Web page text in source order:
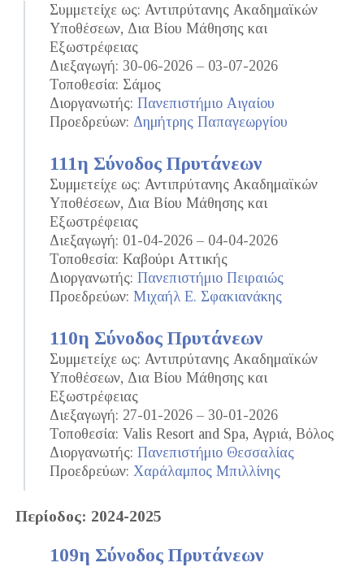
Συμμετείχε ως: Αντιπρύτανης Ακαδημαϊκών
Υποθέσεων, Δια Βίου Μάθησης και
Εξωστρέφειας
Διεξαγωγή: 30-06-2026 – 03-07-2026
Τοποθεσία: Σάμος
Διοργανωτής: Πανεπιστήμιο Αιγαίου
Προεδρεύων: Δημήτρης Παπαγεωργίου
111η Σύνοδος Πρυτάνεων
Συμμετείχε ως: Αντιπρύτανης Ακαδημαϊκών
Υποθέσεων, Δια Βίου Μάθησης και
Εξωστρέφειας
Διεξαγωγή: 01-04-2026 – 04-04-2026
Τοποθεσία: Καβούρι Αττικής
Διοργανωτής: Πανεπιστήμιο Πειραιώς
Προεδρεύων: Μιχαήλ Ε. Σφακιανάκης
110η Σύνοδος Πρυτάνεων
Συμμετείχε ως: Αντιπρύτανης Ακαδημαϊκών
Υποθέσεων, Δια Βίου Μάθησης και
Εξωστρέφειας
Διεξαγωγή: 27-01-2026 – 30-01-2026
Τοποθεσία: Valis Resort and Spa, Αγριά, Βόλος
Διοργανωτής: Πανεπιστήμιο Θεσσαλίας
Προεδρεύων: Χαράλαμπος Μπιλλίνης
Περίοδος: 2024-2025
109η Σύνοδος Πρυτάνεων